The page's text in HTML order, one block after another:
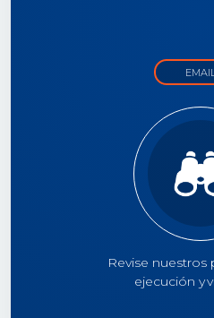
EMAIL
Revise nuestros
ejecución y